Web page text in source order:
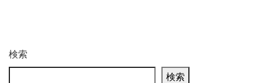
検索
検索